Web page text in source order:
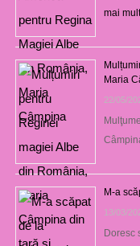
mai
Maria
22/05/
M-a
13/03/
Doresc